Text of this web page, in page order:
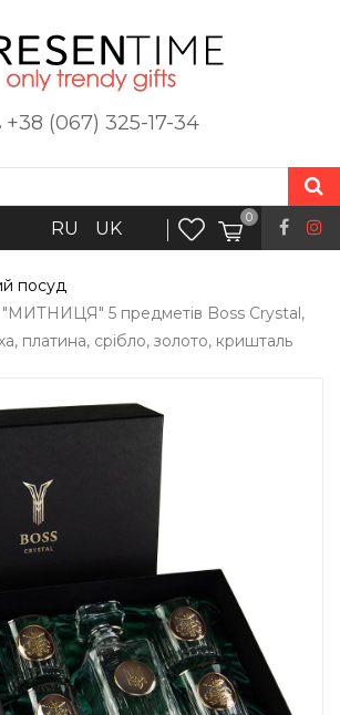
+38 (067) 325-17-34
RU UK
0
посуд
"МИТНИЦЯ" 5 предметів Boss Crystal,
платина, срібло, золото, кришталь